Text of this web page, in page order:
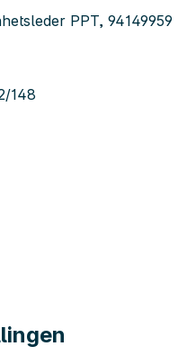
PPT, 94149959
148